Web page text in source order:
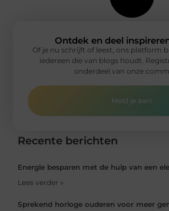
Recente berichten
Energie besparen met de hulp van een
Lees verder »
Sprekend horloge ouderen voor meer
Ontdek en deel
Of je nu schrijft of leest, ons platform
iedereen die van blogs houdt.
onderdeel van onze
Meld je aan!